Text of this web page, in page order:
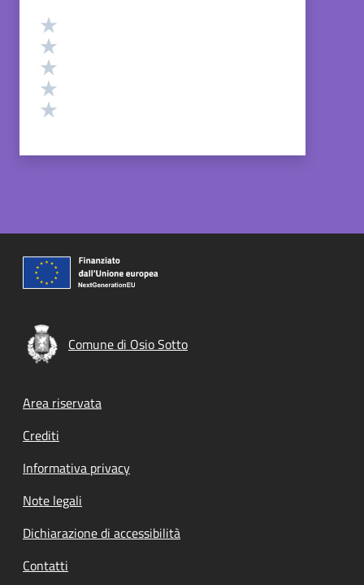
Valutazione
Comune di Osio Sotto
Footer menu
Area riservata
Crediti
Informativa privacy
Note legali
Dichiarazione di accessibilità
Contatti